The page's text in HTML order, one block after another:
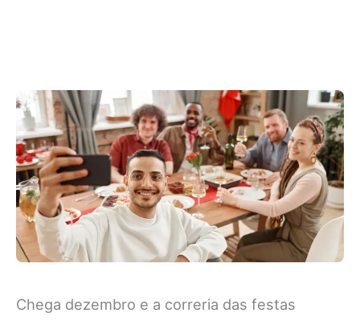
Chega dezembro e a correria das festas